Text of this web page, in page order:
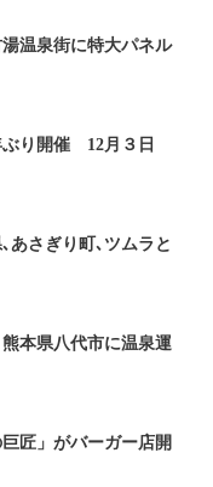
温泉街に特大パネル
ぶり開催 12月３日
あさぎり町､ツムラと
本県八代市に温泉運
匠」がバーガー店開